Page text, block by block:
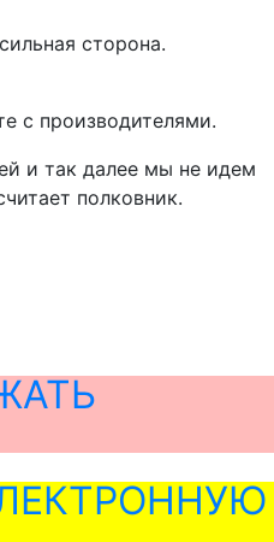
сторона.
с производителями.
и так далее мы не идем
полковник.